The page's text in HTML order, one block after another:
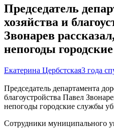
Председатель
хозяйства и
Звонарев
непогоды
Екатерина Цербстская3 года
Председатель департамента
благоустройства Павел
непогоды городские службы
Сотрудники муниципального